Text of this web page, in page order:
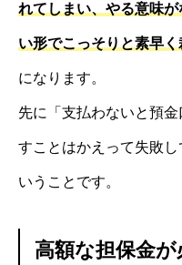
れてしまい、やる意味
い形でこっそりと素早
になります。
先に「支払わないと預
すことはかえって失敗
いうことです。
高額な担保金が